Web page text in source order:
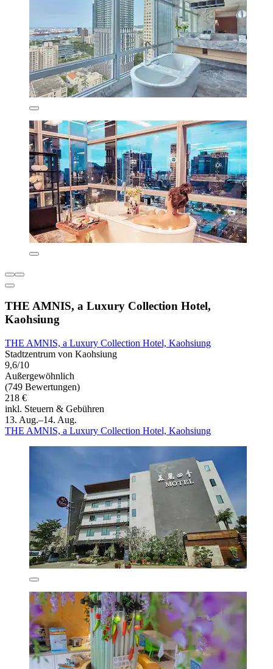
THE AMNIS, a Luxury Collection Hotel,
Kaohsiung
THE AMNIS, a Luxury Collection Hotel, Kaohsiung
Stadtzentrum von Kaohsiung
9,6/10
Außergewöhnlich
(749 Bewertungen)
218 €
inkl. Steuern & Gebühren
13. Aug.–14. Aug.
THE AMNIS, a Luxury Collection Hotel, Kaohsiung